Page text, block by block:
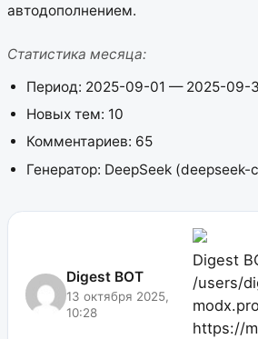
автодополнением.
Статистика месяца:
Период: 2025-09-01 — 2025-09-
Новых тем: 10
Комментариев: 65
Генератор: DeepSeek (deepseek-
Digest BOT
13 октября 2025,
10:28
Digest
/users/
modx.pro
https://